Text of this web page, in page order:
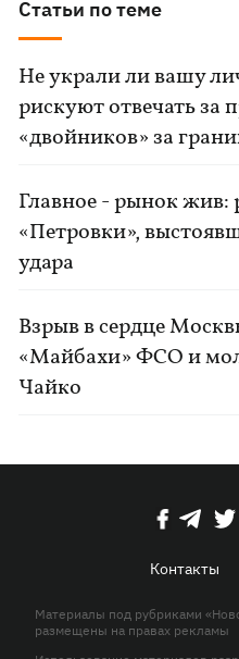
Статьи по теме
Не украли ли вашу
рискуют отвечать за
«двойников» за
Главное - рынок жив:
«Петровки»,
удара
Взрыв в сердце
«Майбахи» ФСО и
Чайко
Контакты
Материалы под рубриками
размещены на правах рекламы